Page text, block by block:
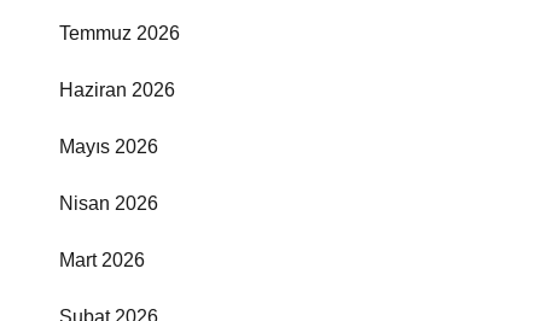
Temmuz 2026
Haziran 2026
Mayıs 2026
Nisan 2026
Mart 2026